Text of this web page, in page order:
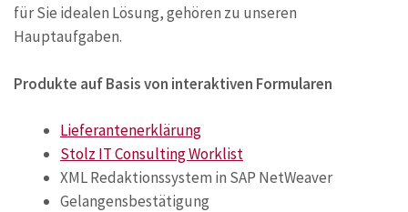
für Sie idealen Lösung, gehören zu unseren
Hauptaufgaben.
Produkte auf Basis von interaktiven Formularen
Lieferantenerklärung
Stolz IT Consulting Worklist
XML Redaktionssystem in SAP NetWeaver
Gelangensbestätigung